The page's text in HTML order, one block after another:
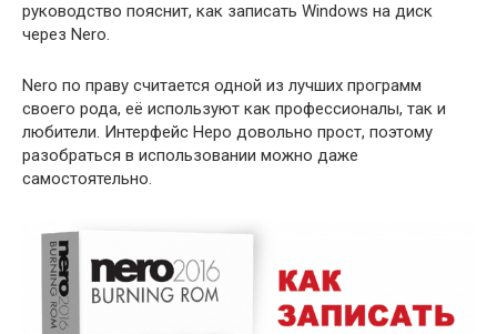
руководство пояснит, как записать Windows на диск
через Nero.
Nero по праву считается одной из лучших программ
своего рода, её используют как профессионалы, так и
любители. Интерфейс Неро довольно прост, поэтому
разобраться в использовании можно даже
самостоятельно.